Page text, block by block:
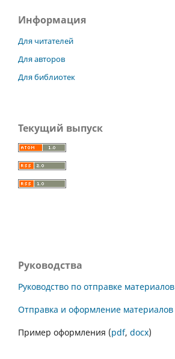
Информация
Для читателей
Для авторов
Для библиотек
Текущий выпуск
Руководства
Руководство по отправке материалов
Отправка и оформление материалов
Пример оформления (pdf, docx)